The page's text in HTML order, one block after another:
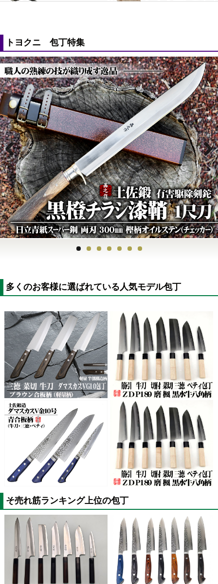
トヨクニ 包丁特集
Previous Next
多くのお客様に選ばれている人気モデル包丁
そ売れ筋ランキング上位の包丁